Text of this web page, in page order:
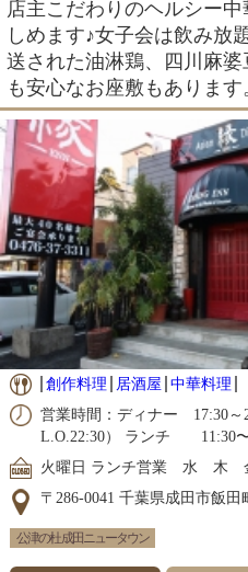
店主こだわりのヘルシー
しめます♪女子会は飲み放
送された油淋鶏、四川麻
も安心なお座敷もあります
創作料理 居酒屋 中華料理
営業時間：ディナー 17:30～
L.O.22:30） ランチ 11:30
火曜日 ランチ営業 水 木
〒286-0041 千葉県成田市飯田
公津の杜 成田ニュータウン